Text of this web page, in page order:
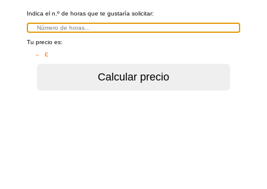
Indica el n.º de horas que te gustaría solicitar:
Tu precio es:
– €